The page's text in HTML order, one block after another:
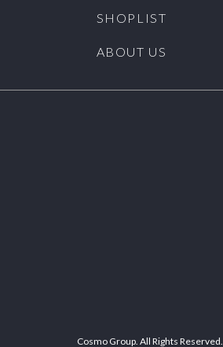
することはありません。ただし、
情報を開示できるものとします。
名誉等を保護するために必要で
ては、当社の「個人情報保護への
供、サービス内容の向上、サー
びサービスの健全かつ円滑な運
ために、当社おいて利用するこ
。
含みます)を行うことができるも
員の希望により停止をすること
SHOPLIST
ABOUT US
Cosmo Group. All Rights Reserved.